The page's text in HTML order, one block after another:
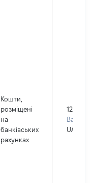
Кошти,
розміщені
на
банківських
рахунках
120784
Валюта:
UAH